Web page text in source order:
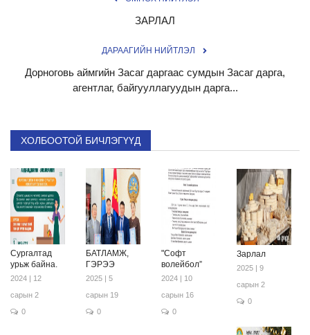
ЗАРЛАЛ
ДАРААГИЙН НИЙТЛЭЛ
Дорноговь аймгийн Засаг даргаас сумдын Засаг дарга,
агентлаг, байгууллагуудын дарга...
ХОЛБООТОЙ БИЧЛЭГҮҮД
Сургалтад
урьж байна.
2024 | 12
сарын 2
0
БАТЛАМЖ,
ГЭРЭЭ
2025 | 5
сарын 19
0
"Софт
волейбол”
2024 | 10
сарын 16
0
Зарлал
2025 | 9
сарын 2
0